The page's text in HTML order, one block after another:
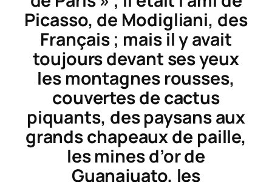
Picasso, de Modigliani, des
Français ; mais il y avait
toujours devant ses yeux
les montagnes rousses,
couvertes de cactus
piquants, des paysans aux
grands chapeaux de paille,
les mines d’or de
Guanajuato, les